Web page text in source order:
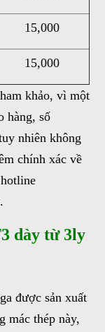
15,000
15,000
khảo, vì một
hàng, số
nhiên không
chính xác về
dày từ 3ly
được sản xuất
mác thép này,